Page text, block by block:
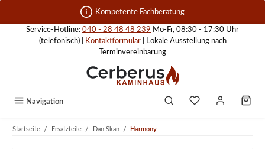
Zum Hauptinhalt springen Kompetente Fachberatung
Service-Hotline: 040 - 28 48 48 239 Mo-Fr, 08:30 - 17:30 Uhr
(telefonisch) |
Kontaktformular| Lokale Ausstellung nach
Terminvereinbarung
Navigation
Startseite / Ersatzteile / Dan Skan / Harmony